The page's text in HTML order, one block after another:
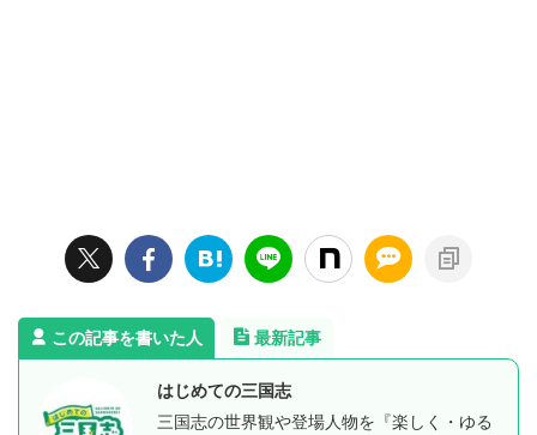
この記事を書いた人 最新記事
はじめての三国志
三国志の世界観や登場人物を『楽しく・ゆる